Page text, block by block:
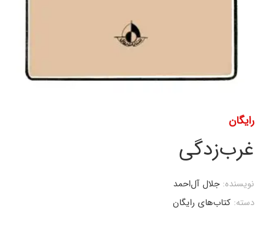
رایگان
غرب‌زدگی
نویسنده: جلال آل‌احمد
دسته: کتاب‌های رایگان